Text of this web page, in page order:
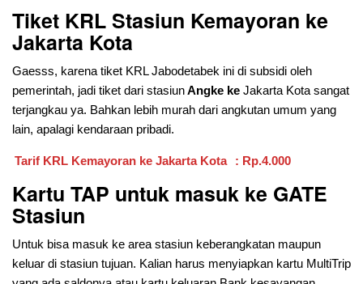
Tiket KRL Stasiun Kemayoran ke
Jakarta Kota
Gaesss, karena tiket KRL Jabodetabek ini di subsidi oleh
pemerintah, jadi tiket dari stasiunAngke ke Jakarta Kota sangat
terjangkau ya. Bahkan lebih murah dari angkutan umum yang
lain, apalagi kendaraan pribadi.
Tarif KRL Kemayoran ke Jakarta Kota : Rp.4.000
Kartu TAP untuk masuk ke GATE
Stasiun
Untuk bisa masuk ke area stasiun keberangkatan maupun
keluar di stasiun tujuan. Kalian harus menyiapkan kartu MultiTrip